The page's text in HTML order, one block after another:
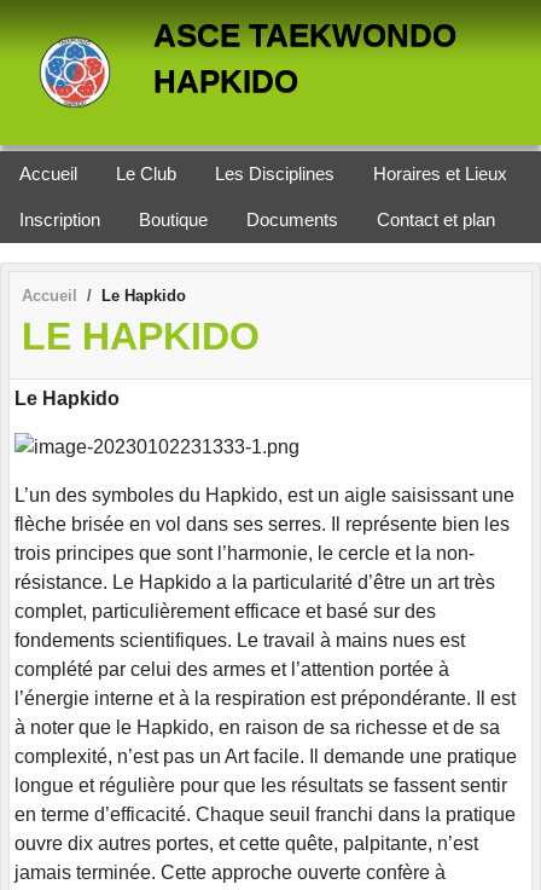
ASCE TAEKWONDO
HAPKIDO
Accueil Le Club Les Disciplines Horaires et Lieux
Inscription Boutique Documents Contact et plan
Accueil Le Hapkido
LE HAPKIDO
Le Hapkido
L’un des symboles du Hapkido, est un aigle saisissant une
flèche brisée en vol dans ses serres. Il représente bien les
trois principes que sont l’harmonie, le cercle et la non-
résistance. Le Hapkido a la particularité d’être un art très
complet, particulièrement efficace et basé sur des
fondements scientifiques. Le travail à mains nues est
complété par celui des armes et l’attention portée à
l’énergie interne et à la respiration est prépondérante. Il est
à noter que le Hapkido, en raison de sa richesse et de sa
complexité, n’est pas un Art facile. Il demande une pratique
longue et régulière pour que les résultats se fassent sentir
en terme d’efficacité. Chaque seuil franchi dans la pratique
ouvre dix autres portes, et cette quête, palpitante, n’est
jamais terminée. Cette approche ouverte confère à